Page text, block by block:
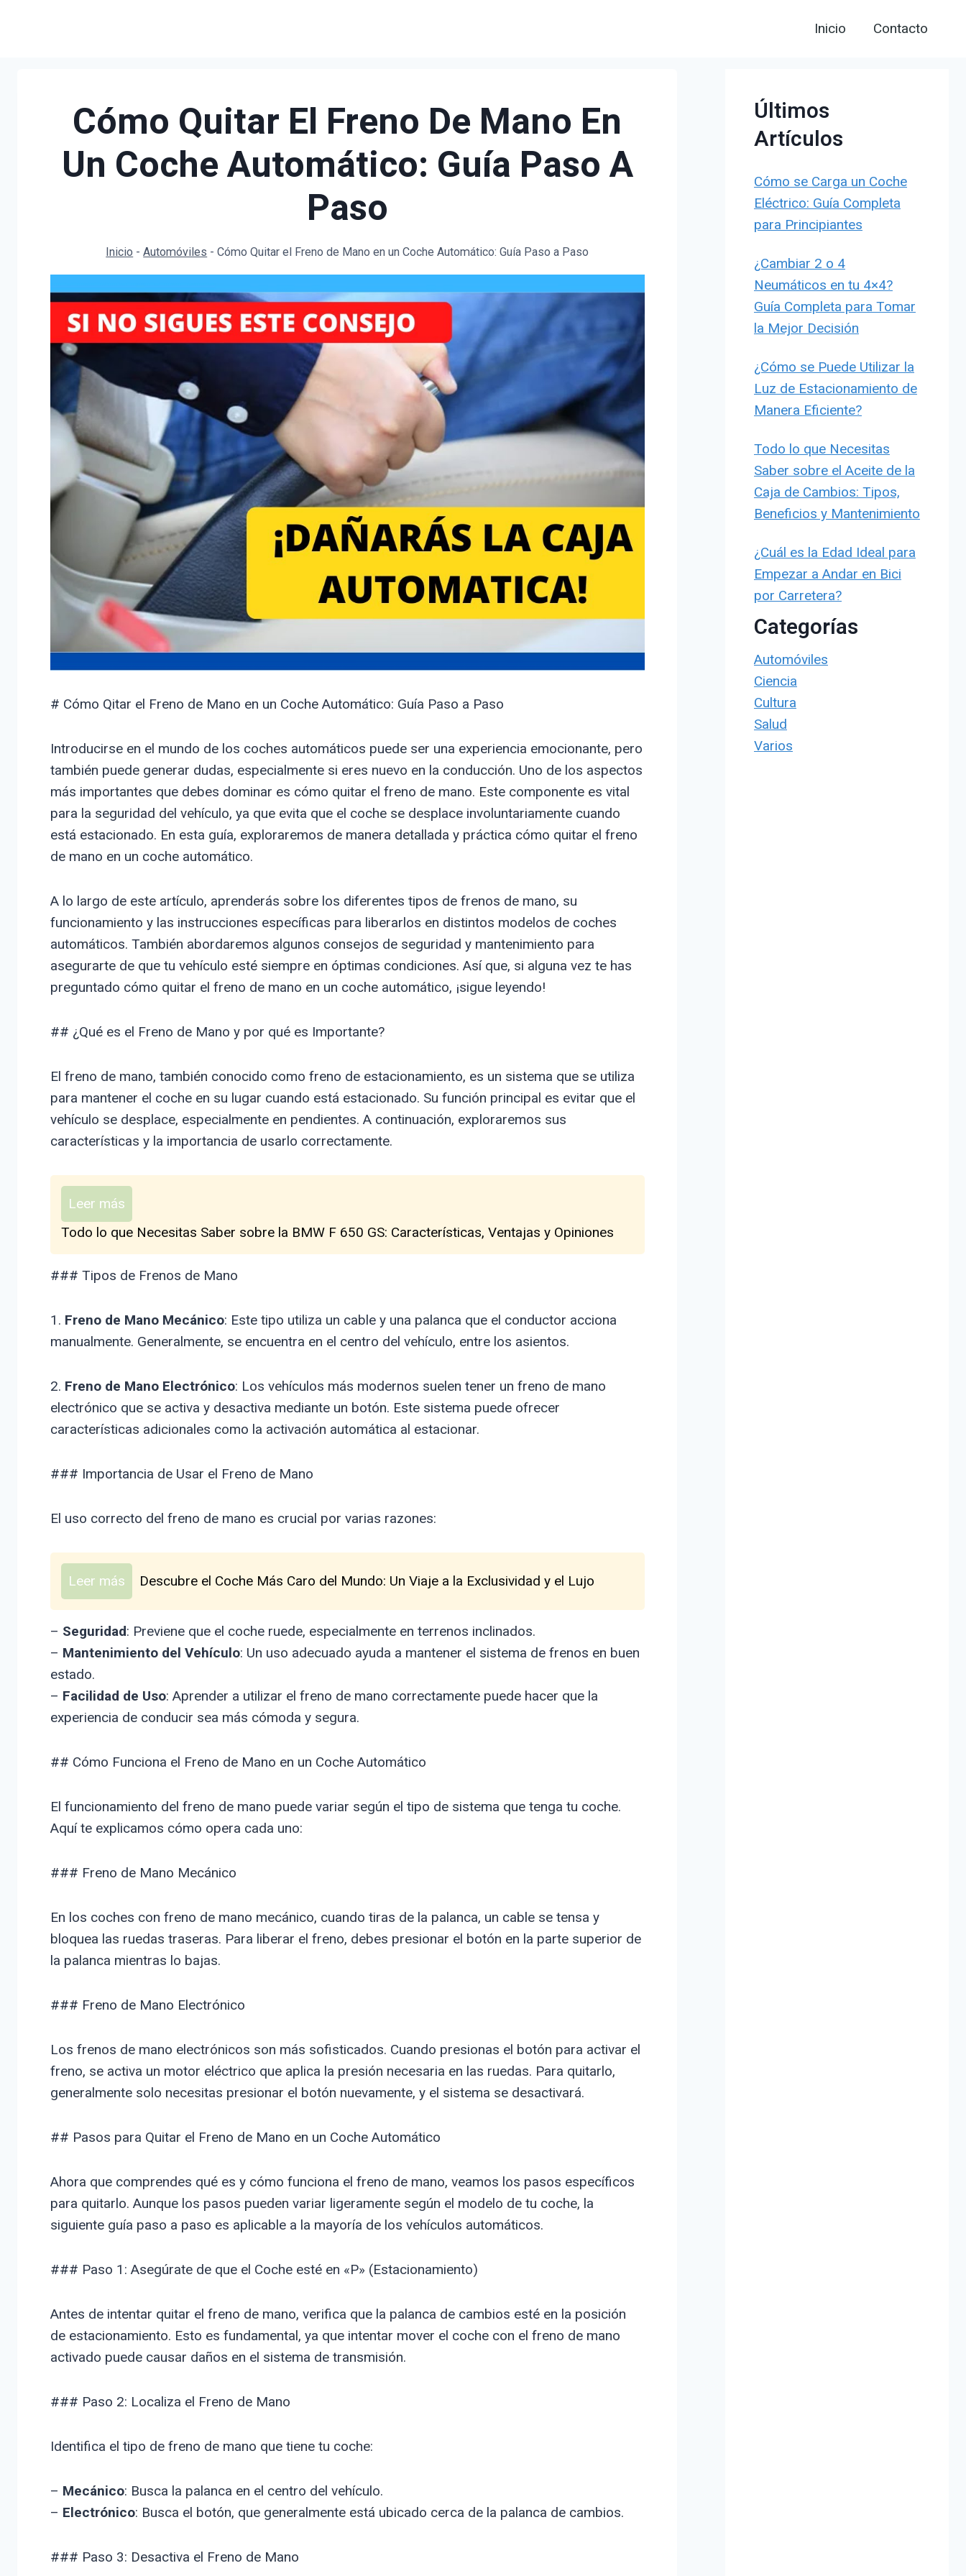
Inicio Contacto
Cómo Quitar El Freno De Mano En
Un Coche Automático: Guía Paso A
Paso
Inicio -Automóviles -Cómo Quitar el Freno de Mano en un Coche Automático: Guía Paso a Paso
# Cómo Qitar el Freno de Mano en un Coche Automático: Guía Paso a Paso
Introducirse en el mundo de los coches automáticos puede ser una experiencia emocionante, pero
también puede generar dudas, especialmente si eres nuevo en la conducción. Uno de los aspectos
más importantes que debes dominar es cómo quitar el freno de mano. Este componente es vital
para la seguridad del vehículo, ya que evita que el coche se desplace involuntariamente cuando
está estacionado. En esta guía, exploraremos de manera detallada y práctica cómo quitar el freno
de mano en un coche automático.
A lo largo de este artículo, aprenderás sobre los diferentes tipos de frenos de mano, su
funcionamiento y las instrucciones específicas para liberarlos en distintos modelos de coches
automáticos. También abordaremos algunos consejos de seguridad y mantenimiento para
asegurarte de que tu vehículo esté siempre en óptimas condiciones. Así que, si alguna vez te has
preguntado cómo quitar el freno de mano en un coche automático, ¡sigue leyendo!
## ¿Qué es el Freno de Mano y por qué es Importante?
El freno de mano, también conocido como freno de estacionamiento, es un sistema que se utiliza
para mantener el coche en su lugar cuando está estacionado. Su función principal es evitar que el
vehículo se desplace, especialmente en pendientes. A continuación, exploraremos sus
características y la importancia de usarlo correctamente.
Leer más
Todo lo que Necesitas Saber sobre la BMW F 650 GS: Características, Ventajas y Opiniones
### Tipos de Frenos de Mano
1. Freno de Mano Mecánico: Este tipo utiliza un cable y una palanca que el conductor acciona
manualmente. Generalmente, se encuentra en el centro del vehículo, entre los asientos.
2. Freno de Mano Electrónico: Los vehículos más modernos suelen tener un freno de mano
electrónico que se activa y desactiva mediante un botón. Este sistema puede ofrecer
características adicionales como la activación automática al estacionar.
### Importancia de Usar el Freno de Mano
El uso correcto del freno de mano es crucial por varias razones:
Leer más Descubre el Coche Más Caro del Mundo: Un Viaje a la Exclusividad y el Lujo
– Seguridad: Previene que el coche ruede, especialmente en terrenos inclinados.
– Mantenimiento del Vehículo: Un uso adecuado ayuda a mantener el sistema de frenos en buen
estado.
– Facilidad de Uso: Aprender a utilizar el freno de mano correctamente puede hacer que la
experiencia de conducir sea más cómoda y segura.
## Cómo Funciona el Freno de Mano en un Coche Automático
El funcionamiento del freno de mano puede variar según el tipo de sistema que tenga tu coche.
Aquí te explicamos cómo opera cada uno:
### Freno de Mano Mecánico
En los coches con freno de mano mecánico, cuando tiras de la palanca, un cable se tensa y
bloquea las ruedas traseras. Para liberar el freno, debes presionar el botón en la parte superior de
la palanca mientras lo bajas.
### Freno de Mano Electrónico
Los frenos de mano electrónicos son más sofisticados. Cuando presionas el botón para activar el
freno, se activa un motor eléctrico que aplica la presión necesaria en las ruedas. Para quitarlo,
generalmente solo necesitas presionar el botón nuevamente, y el sistema se desactivará.
## Pasos para Quitar el Freno de Mano en un Coche Automático
Ahora que comprendes qué es y cómo funciona el freno de mano, veamos los pasos específicos
para quitarlo. Aunque los pasos pueden variar ligeramente según el modelo de tu coche, la
siguiente guía paso a paso es aplicable a la mayoría de los vehículos automáticos.
### Paso 1: Asegúrate de que el Coche esté en «P» (Estacionamiento)
Antes de intentar quitar el freno de mano, verifica que la palanca de cambios esté en la posición
de estacionamiento. Esto es fundamental, ya que intentar mover el coche con el freno de mano
activado puede causar daños en el sistema de transmisión.
### Paso 2: Localiza el Freno de Mano
Identifica el tipo de freno de mano que tiene tu coche:
– Mecánico: Busca la palanca en el centro del vehículo.
– Electrónico: Busca el botón, que generalmente está ubicado cerca de la palanca de cambios.
### Paso 3: Desactiva el Freno de Mano
Últimos
Artículos
Cómo se Carga un Coche
Eléctrico: Guía Completa
para Principiantes
¿Cambiar 2 o 4
Neumáticos en tu 4×4?
Guía Completa para Tomar
la Mejor Decisión
¿Cómo se Puede Utilizar la
Luz de Estacionamiento de
Manera Eficiente?
Todo lo que Necesitas
Saber sobre el Aceite de la
Caja de Cambios: Tipos,
Beneficios y Mantenimiento
¿Cuál es la Edad Ideal para
Empezar a Andar en Bici
por Carretera?
Categorías
Automóviles
Ciencia
Cultura
Salud
Varios